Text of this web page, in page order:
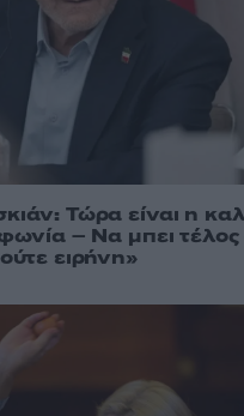
Τώρα είναι η
– Να μπει τέλος
ειρήνη»